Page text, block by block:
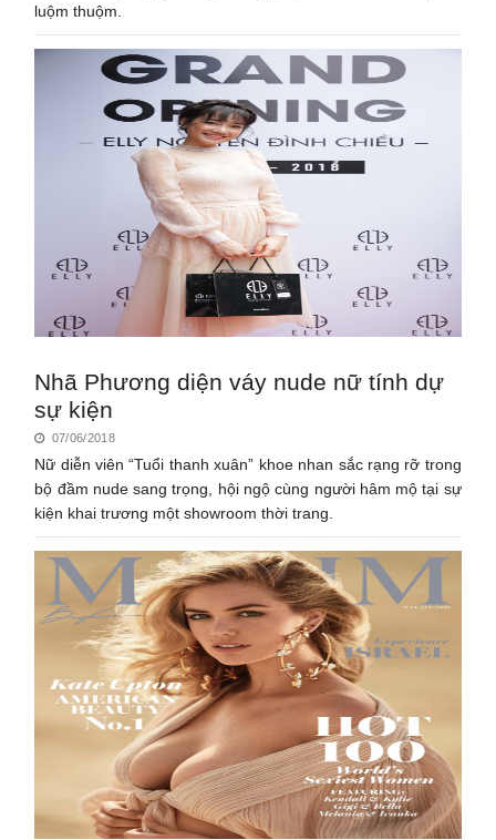
luộm thuộm.
Nhã Phương diện váy nude nữ tính dự
sự kiện
07/06/2018
Nữ diễn viên “Tuổi thanh xuân” khoe nhan sắc rạng rỡ trong
bộ đầm nude sang trọng, hội ngộ cùng người hâm mộ tại sự
kiện khai trương một showroom thời trang.